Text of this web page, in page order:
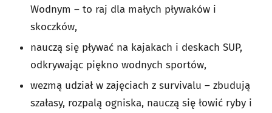
Wodnym – to raj dla małych pływaków i
skoczków,
nauczą się pływać na kajakach i deskach SUP,
odkrywając piękno wodnych sportów,
wezmą udział w zajęciach z survivalu – zbudują
szałasy, rozpalą ogniska, nauczą się łowić ryby i